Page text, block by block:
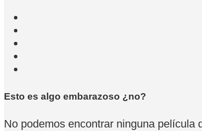
Esto es algo embarazoso ¿no?
No podemos encontrar ninguna película